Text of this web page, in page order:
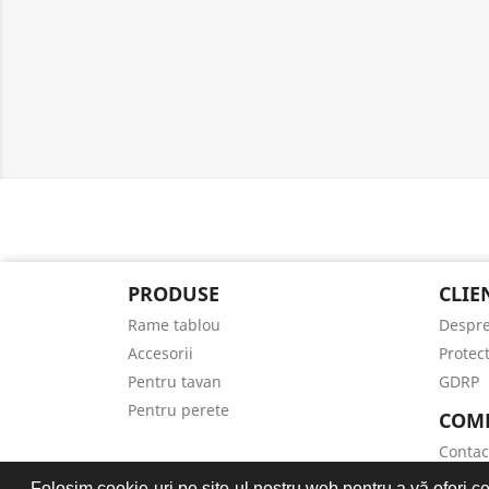
PRODUSE
Rame tablou
Accesorii
Pentru tavan
Pentru perete
GDRP
Harta